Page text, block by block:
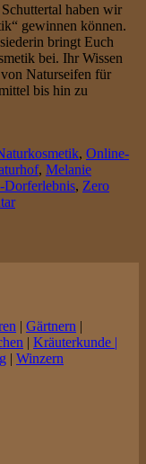
haben wir
gewinnen können.
bringt Euch
bei. Ihr Wissen
Naturseifen für
bis hin zu
, Online-
, Melanie
Dorferlebnis, Zero
| Gärtnern |
| Kräuterkunde |
| Winzern